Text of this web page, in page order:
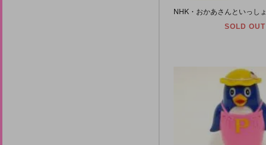
SOLD OUT